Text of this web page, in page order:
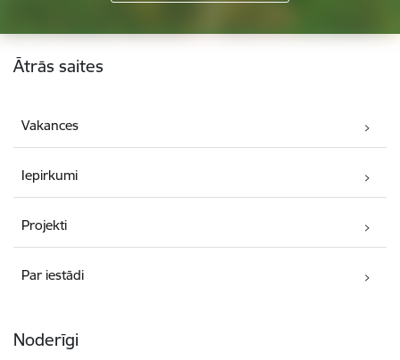
Kājene
Ātrās saites
Vakances
Iepirkumi
Projekti
Par iestādi
Noderīgi